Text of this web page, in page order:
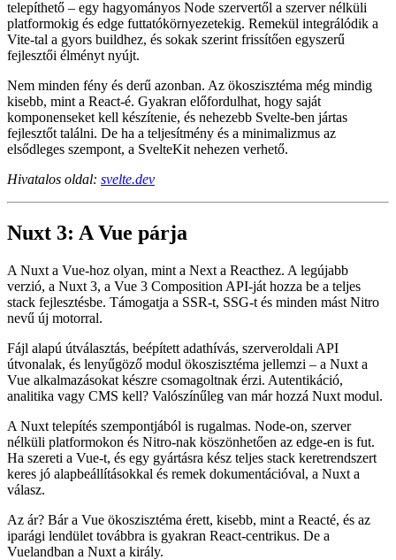
történik, az űrlapok kezelése akciókkal tiszta és intuitív.
Adapter rendszerének köszönhetően SvelteKit szinte bárhova
telepíthető – egy hagyományos Node szervertől a szerver nélküli
Vite-tal a gyors buildhez, és sokak szerint frissítően egyszerű
fejlesztői élményt nyújt.
Nem minden fény és derű azonban. Az ökoszisztéma még mindig
kisebb, mint a React-é. Gyakran előfordulhat, hogy saját
fejlesztőt találni. De ha a teljesítmény és a minimalizmus az
elsődleges szempont, a SvelteKit nehezen verhető.
Hivatalos oldal:svelte.dev
Nuxt 3: A Vue párja
A Nuxt a Vue-hoz olyan, mint a Next a Reacthez. A legújabb
stack fejlesztésbe. Támogatja a SSR-t, SSG-t és minden mást Nitro
nevű új motorral.
Fájl alapú útválasztás, beépített adathívás, szerveroldali API
Vue alkalmazásokat készre csomagoltnak érzi. Autentikáció,
analitika vagy CMS kell? Valószínűleg van már hozzá Nuxt modul.
A Nuxt telepítés szempontjából is rugalmas. Node-on, szerver
nélküli platformokon és Nitro-nak köszönhetően az edge-en is fut.
keres jó alapbeállításokkal és remek dokumentációval, a Nuxt a
válasz.